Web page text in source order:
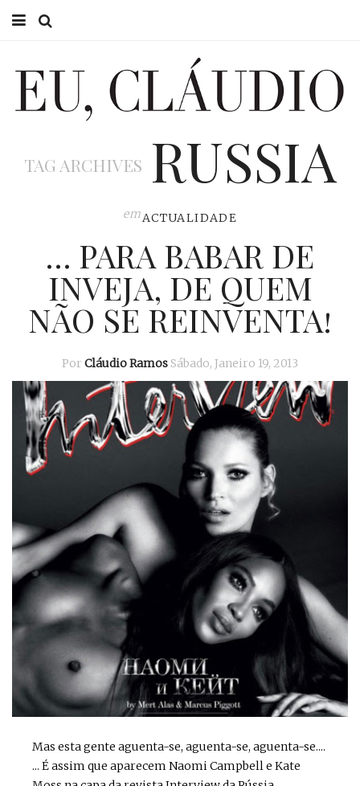
EU CLÁUDIO
EU NA TV
ACTUALIDADE
TAG ARCHIVES RUSSIA
emACTUALIDADE
… PARA BABAR DE
INVEJA, DE QUEM
NÃO SE REINVENTA!
Por Cláudio Ramos Sábado, Janeiro 19, 2013
Mas esta gente aguenta-se, aguenta-se, aguenta-se....
... É assim que aparecem Naomi Campbell e Kate